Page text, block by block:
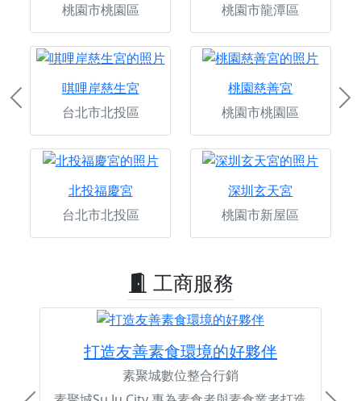
桃園市桃園區
桃園市龍潭區
唭哩岸慈生宮
台北市北投區
桃園慈善宮
桃園市桃園區
北投福慶宮
台北市北投區
深圳玄天宮
桃園市新屋區
Previous
工商服務
打造友善素食環境的好夥伴
素聚城數位整合行銷